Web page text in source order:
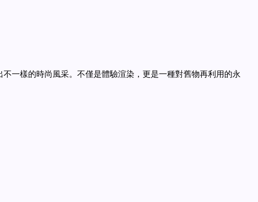
一樣的時尚風采。不僅是體驗渲染，更是一種對舊物再利用的永